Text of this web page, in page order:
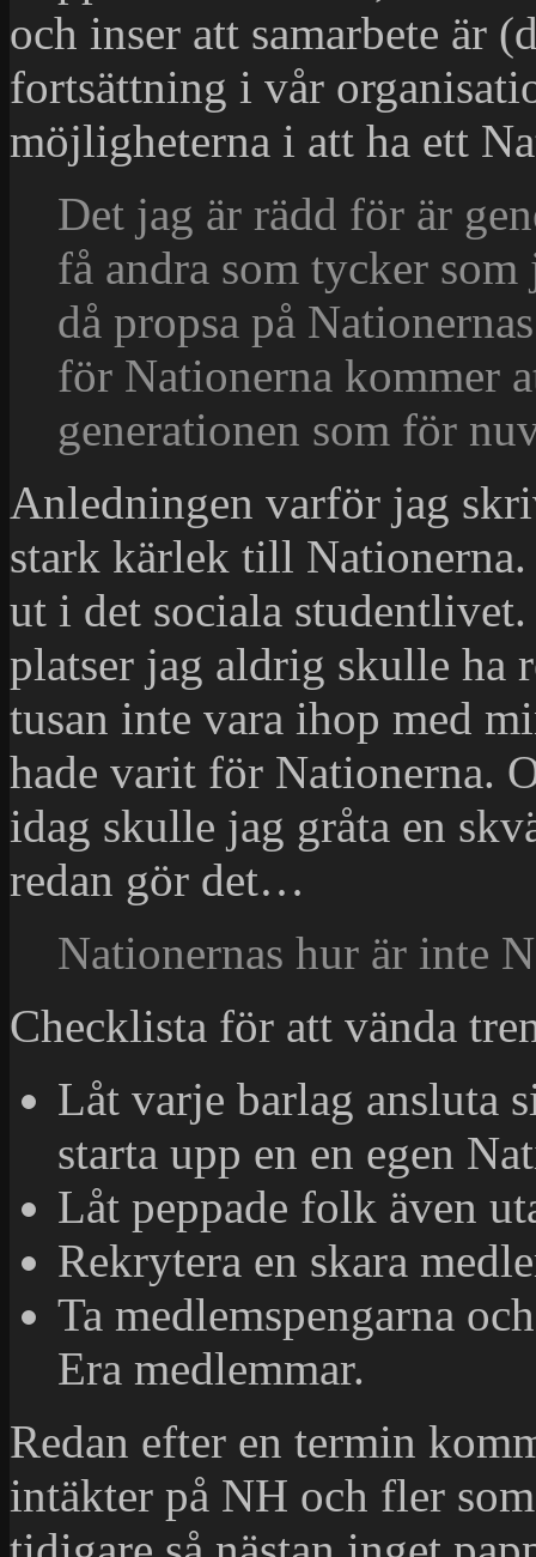
och inser att samarbete är
fortsättning i vår
möjligheterna i att ha ett
Det jag är rädd för är
få andra som tycker
då propsa på
för Nationerna kommer
generationen som för
Anledningen varför jag
stark kärlek till Nationerna.
ut i det sociala
platser jag aldrig skulle ha
tusan inte vara ihop med
hade varit för Nationerna.
idag skulle jag gråta en
redan gör det…
Nationernas hur är inte
Checklista för att vända
Låt varje barlag ansluta
starta upp en en egen
Låt peppade folk även
Rekrytera en skara
Ta medlemspengarna
Era medlemmar.
Redan efter en termin
intäkter på NH och fler